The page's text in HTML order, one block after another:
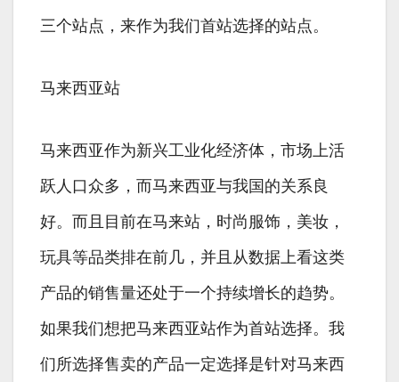
三个站点，来作为我们首站选择的站点。
马来西亚站
马来西亚作为新兴工业化经济体，市场上活
跃人口众多，而马来西亚与我国的关系良
好。而且目前在马来站，时尚服饰，美妆，
玩具等品类排在前几，并且从数据上看这类
产品的销售量还处于一个持续增长的趋势。
如果我们想把马来西亚站作为首站选择。我
们所选择售卖的产品一定选择是针对马来西